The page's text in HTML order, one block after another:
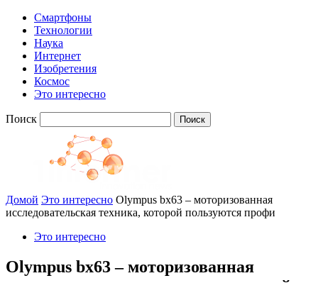
Смартфоны
Технологии
Наука
Интернет
Изобретения
Космос
Это интересно
Поиск
Домой Это интересно Olympus bx63 – моторизованная
исследовательская техника, которой пользуются профи
Это интересно
Olympus bx63 – моторизованная